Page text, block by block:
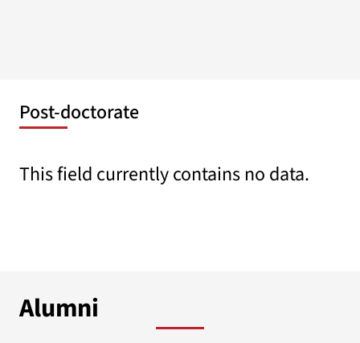
Alumni
Post-doctorate
This field currently contains no data.